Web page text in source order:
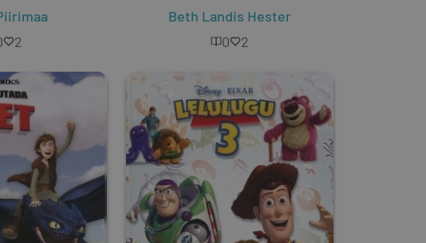
2
Beth Landis Hester
0
2